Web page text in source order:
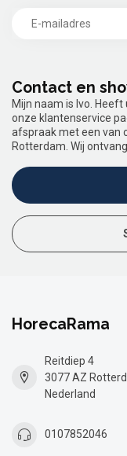
Contact en
Mijn naam is Ivo.
onze klantenservice
afspraak met een van
Rotterdam. Wij
HorecaRama
Reitdiep 4
3077 AZ
Nederland
0107852046